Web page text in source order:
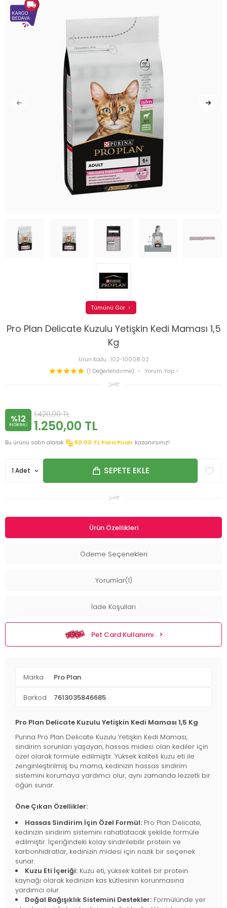
Pro Plan Delicate Kuzulu Yetişkin Kedi Maması 1,5
Kg
Ürün Kodu :102-10008.02
(1 Değerlendirme)
Yorum Yap
Tümünü Gör
%12
INDIRIMLI
1.420,00TL
1.250,00 TL
Bu ürünü satın alarak 50.00 TL Para Puan kazanırsınız!
SEPETE EKLE
Ürün Özellikleri
Ödeme Seçenekleri
Yorumlar(1)
İade Koşulları
Pet Card Kullanımı
Marka Pro Plan
Barkod 7613035846685
Pro Plan Delicate Kuzulu Yetişkin Kedi Maması 1,5 Kg
Purina Pro Plan Delicate Kuzulu Yetişkin Kedi Maması,
sindirim sorunları yaşayan, hassas midesi olan kediler için
özel olarak formüle edilmiştir. Yüksek kaliteli kuzu eti ile
zenginleştirilmiş bu mama, kedinizin hassas sindirim
sistemini korumaya yardımcı olur, aynı zamanda lezzetli bir
öğün sunar.
Öne Çıkan Özellikler:
Hassas Sindirim İçin Özel Formül: Pro Plan Delicate,
kedinizin sindirim sistemini rahatlatacak şekilde formüle
edilmiştir. İçeriğindeki kolay sindirilebilir protein ve
karbonhidratlar, kedinizin midesi için nazik bir seçenek
sunar.
Kuzu Eti İçeriği: Kuzu eti, yüksek kaliteli bir protein
kaynağı olarak kedinizin kas kütlesinin korunmasına
yardımcı olur.
Doğal Bağışıklık Sistemini Destekler: Formülünde yer